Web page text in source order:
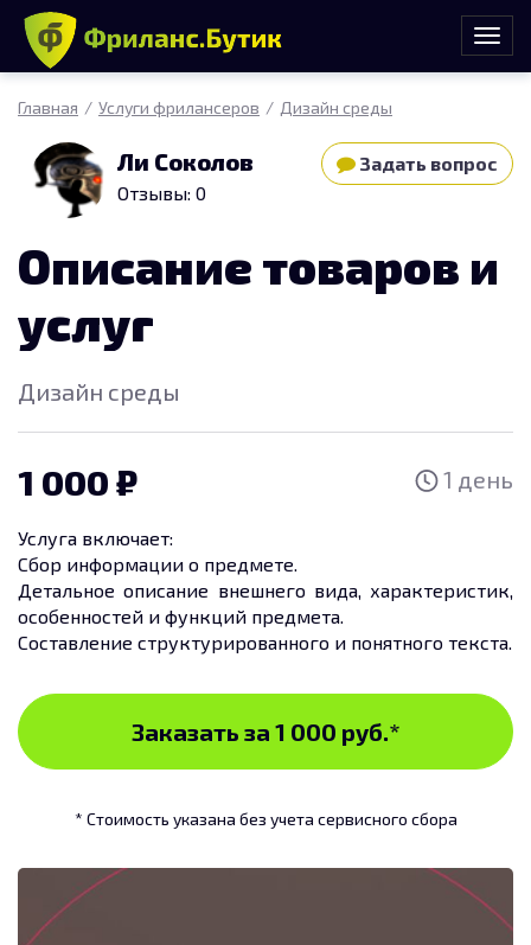
Главная Услуги фрилансеров Дизайн среды
Задать вопрос
Ли Соколов
Отзывы: 0
Описание товаров и
услуг
Дизайн среды
1 000 1 день
Услуга включает:
Сбор информации о предмете.
Детальное описание внешнего вида, характеристик,
особенностей и функций предмета.
Составление структурированного и понятного текста.
Заказать за 1 000 руб.*
* Стоимость указана без учета сервисного сбора